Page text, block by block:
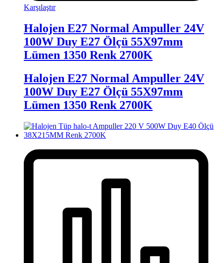
Karşılaştır
Halojen E27 Normal Ampuller 24V
100W Duy E27 Ölçü 55X97mm
Lümen 1350 Renk 2700K
Halojen E27 Normal Ampuller 24V
100W Duy E27 Ölçü 55X97mm
Lümen 1350 Renk 2700K